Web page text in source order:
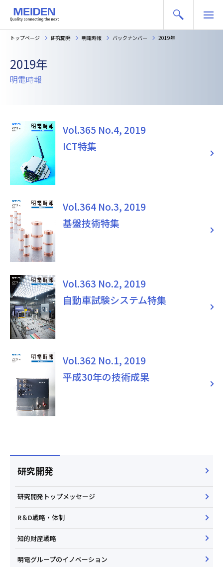
トップページ 研究開発 明電時報 バックナンバー 2019年
2019年
明電時報
Vol.365 No.4, 2019
ICT特集
Vol.364 No.3, 2019
基盤技術特集
Vol.363 No.2, 2019
自動車試験システム特集
Vol.362 No.1, 2019
平成30年の技術成果
研究開発
研究開発トップメッセージ
R＆D戦略・体制
知的財産戦略
明電グループのイノベーション